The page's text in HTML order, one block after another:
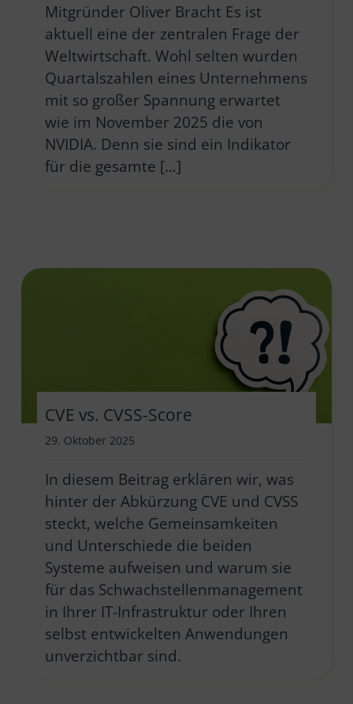
Mitgründer Oliver Bracht Es ist
aktuell eine der zentralen Frage der
Weltwirtschaft. Wohl selten wurden
Quartalszahlen eines Unternehmens
mit so großer Spannung erwartet
wie im November 2025 die von
NVIDIA. Denn sie sind ein Indikator
für die gesamte […]
CVE vs. CVSS-Score
29. Oktober 2025
In diesem Beitrag erklären wir, was
hinter der Abkürzung CVE und CVSS
steckt, welche Gemeinsamkeiten
und Unterschiede die beiden
Systeme aufweisen und warum sie
für das Schwachstellenmanagement
in Ihrer IT-Infrastruktur oder Ihren
selbst entwickelten Anwendungen
unverzichtbar sind.